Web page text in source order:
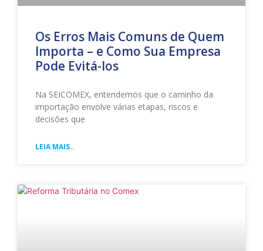
Os Erros Mais Comuns de Quem
Importa – e Como Sua Empresa
Pode Evitá-los
Na SEICOMEX, entendemos que o caminho da
importação envolve várias etapas, riscos e
decisões que
LEIA MAIS..